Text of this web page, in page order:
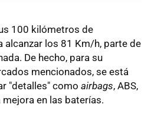
100 kilómetros de
alcanzar los 81 Km/h, parte de
De hecho, para su
mencionados, se está
"detalles" como airbags, ABS,
en las baterías.